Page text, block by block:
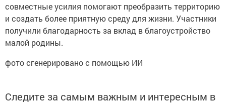
совместные усилия помогают преобразить территорию
и создать более приятную среду для жизни. Участники
получили благодарность за вклад в благоустройство
малой родины.
фото сгенерировано с помощью ИИ
Следите за самым важным и интересным в